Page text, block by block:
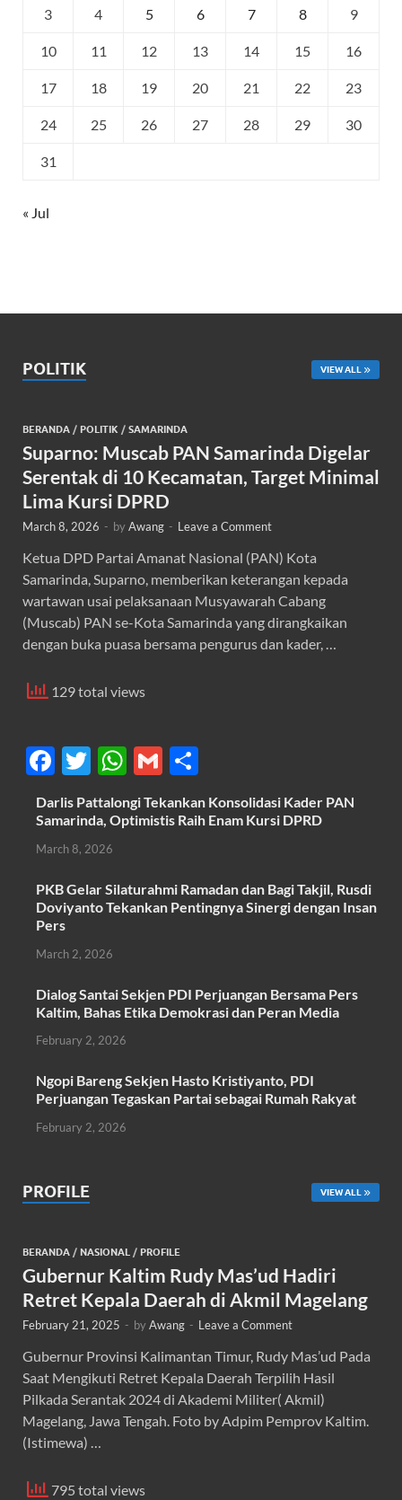
3 4 5 6 7 8 9
10 11 12 13 14 15 16
17 18 19 20 21 22 23
24 25 26 27 28 29 30
31
« Jul
POLITIK VIEW ALL
BERANDA / POLITIK / SAMARINDA
Suparno: Muscab PAN Samarinda Digelar
Serentak di 10 Kecamatan, Target Minimal
Lima Kursi DPRD
March 8, 2026 - byAwang - Leave a Comment
Ketua DPD Partai Amanat Nasional (PAN) Kota
Samarinda, Suparno, memberikan keterangan kepada
wartawan usai pelaksanaan Musyawarah Cabang
(Muscab) PAN se-Kota Samarinda yang dirangkaikan
dengan buka puasa bersama pengurus dan kader, …
129 total views
F
ac
e
b
o
o
k
T
w
itt
er
W
h
at
A
p
G
m
ail
h
ar
Darlis Pattalongi Tekankan Konsolidasi Kader PAN
Samarinda, Optimistis Raih Enam Kursi DPRD
March 8, 2026
PKB Gelar Silaturahmi Ramadan dan Bagi Takjil, Rusdi
Doviyanto Tekankan Pentingnya Sinergi dengan Insan
Pers
March 2, 2026
Dialog Santai Sekjen PDI Perjuangan Bersama Pers
Kaltim, Bahas Etika Demokrasi dan Peran Media
February 2, 2026
Ngopi Bareng Sekjen Hasto Kristiyanto, PDI
Perjuangan Tegaskan Partai sebagai Rumah Rakyat
February 2, 2026
PROFILE VIEW ALL
BERANDA / NASIONAL / PROFILE
Gubernur Kaltim Rudy Mas’ud Hadiri
Retret Kepala Daerah di Akmil Magelang
February 21, 2025 - byAwang - Leave a Comment
Gubernur Provinsi Kalimantan Timur, Rudy Mas’ud Pada
Saat Mengikuti Retret Kepala Daerah Terpilih Hasil
Pilkada Serantak 2024 di Akademi Militer( Akmil)
Magelang, Jawa Tengah. Foto by Adpim Pemprov Kaltim.
(Istimewa) …
795 total views